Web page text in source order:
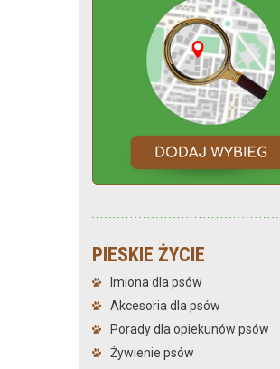
PIESKIE ŻYCIE
Imiona dla psów
Akcesoria dla psów
Porady dla opiekunów psów
Żywienie psów